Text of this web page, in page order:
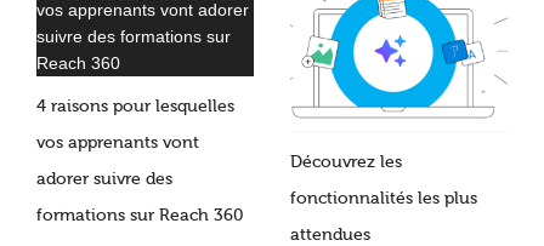
4 raisons pour lesquelles
vos apprenants vont
adorer suivre des
formations sur Reach 360
Découvrez les
fonctionnalités les plus
attendues